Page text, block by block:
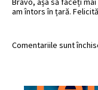
am întors în țară.
Comentariile sunt